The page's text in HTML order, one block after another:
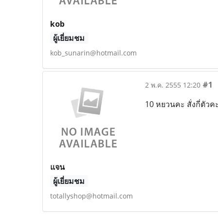
kob
ผู้เยี่ยมชม
kob_sunarin@hotmail.com
แจน
ผู้เยี่ยมชม
totallyshop@hotmail.com
2 พ.ค. 2555 12:20 #1
10 หยวนคะ สั่งกี่ตัวค